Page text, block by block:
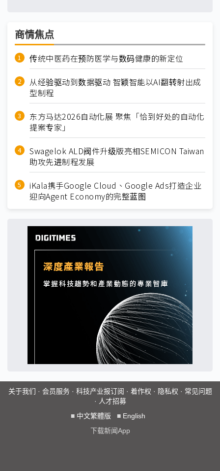
商情焦点
传统中医药在预防医学与数码健康的新定位
从经验驱动到数据驱动 智颖智能以AI翻转射出成
型制程
东方马达2026自动化展 聚焦「恰到好处的自动化
提案专家」
Swagelok ALD阀件升级版亮相SEMICON Taiwan
助攻先进制程发展
iKala携手Google Cloud、Google Ads打造企业
迎向Agent Economy的完整蓝图
关于我们 · 会员服务· 科技产业报订阅 · 着作权 · 隐私权 · 常见问题
· 人才招募
■ 中文繁體版 ■ English
下载新闻App